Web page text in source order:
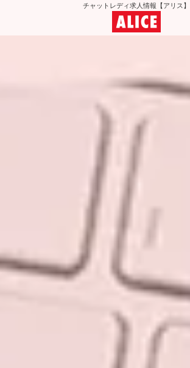
チャットレディ求人情報【アリス】